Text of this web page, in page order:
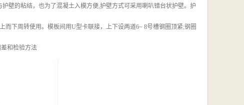
壁的粘结，也为了混凝土入模方便,护壁方式可采用喇叭错台状护壁。护
下周转使用。模板间用U型卡联接，上下设两道6~ 8号槽钢圈顶紧;钢圈
和检验方法